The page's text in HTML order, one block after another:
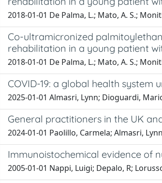
2018-01-01 De Palma, L.; Mato, A. S.;
Co-ultramicronized
rehabilitation in a young patient
2018-01-01 De Palma, L.; Mato, A. S.;
COVID-19: a global health system
2025-01-01 Almasri, Lynn; Dioguardi,
General practitioners in the UK
2024-01-01 Paolillo, Carmela; Almasri,
Immunoistochemical evidence of
2005-01-01 Nappi, Luigi; Depalo, R;